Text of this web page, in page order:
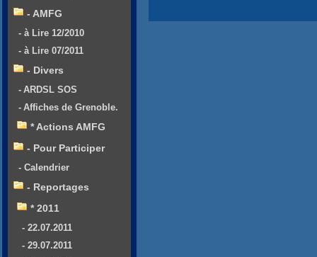
- AMFG
- à Lire 12/2010
- à Lire 07/2011
- Divers
- ARDSL SOS
- Affiches de Grenoble.
* Actions AMFG
- Pour Participer
- Calendrier
- Reportages
* 2011
- 22.07.2011
- 29.07.2011